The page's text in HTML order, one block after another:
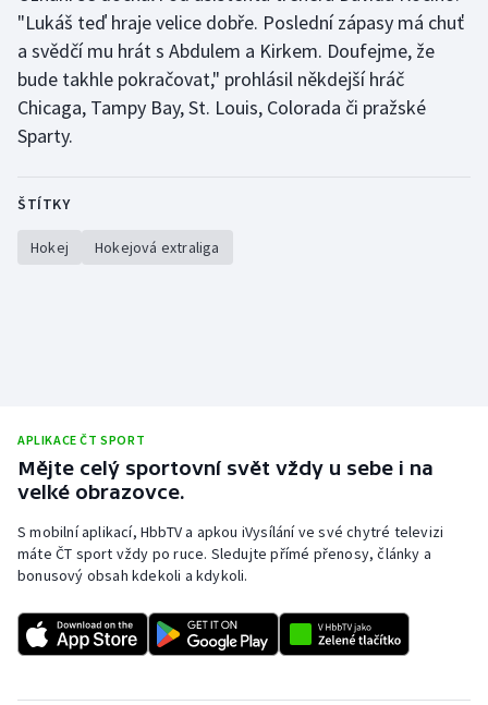
Vodní slalom
Volejbal
Ostatní
"Lukáš teď hraje velice dobře. Poslední zápasy má chuť
a svědčí mu hrát s Abdulem a Kirkem. Doufejme, že
bude takhle pokračovat," prohlásil někdejší hráč
Chicaga, Tampy Bay, St. Louis, Colorada či pražské
Sparty.
ŠTÍTKY
Hokej Hokejová extraliga
APLIKACE ČT SPORT
Mějte celý sportovní svět vždy u sebe i na
velké obrazovce.
S mobilní aplikací, HbbTV a apkou iVysílání ve své chytré televizi
máte ČT sport vždy po ruce. Sledujte přímé přenosy, články a
bonusový obsah kdekoli a kdykoli.